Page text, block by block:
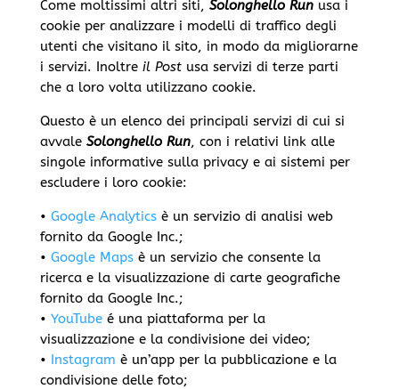
Come moltissimi altri siti, Solonghello Runusa i
cookie per analizzare i modelli di traffico degli
utenti che visitano il sito, in modo da migliorarne
i servizi. Inoltre il Postusa servizi di terze parti
che a loro volta utilizzano cookie.
Questo è un elenco dei principali servizi di cui si
avvale Solonghello Run, con i relativi link alle
singole informative sulla privacy e ai sistemi per
escludere i loro cookie:
• Google Analyticsè un servizio di analisi web
fornito da Google Inc.;
• Google Mapsè un servizio che consente la
ricerca e la visualizzazione di carte geografiche
fornito da Google Inc.;
• YouTubeé una piattaforma per la
visualizzazione e la condivisione dei video;
• Instagram è un’app per la pubblicazione e la
condivisione delle foto;